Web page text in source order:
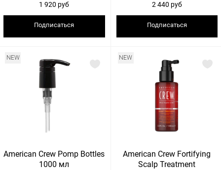
1 920 руб
Подписаться
2 440 руб
Подписаться
NEW
American Crew Pomp Bottles
1000 мл
NEW
American Crew Fortifying
Scalp Treatment